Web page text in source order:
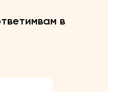
вам в